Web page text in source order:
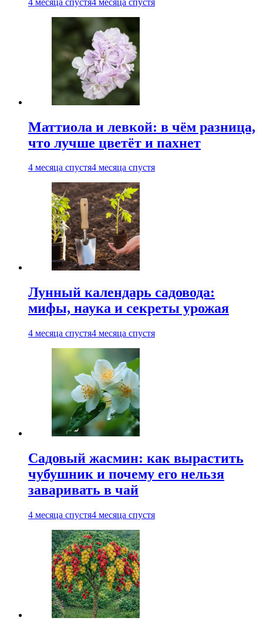
Маттиола и левкой: в чём разница,
что лучше цветёт и пахнет
4 месяца спустя4 месяца спустя
Лунный календарь садовода:
мифы, наука и секреты урожая
4 месяца спустя4 месяца спустя
Садовый жасмин: как вырастить
чубушник и почему его нельзя
заваривать в чай
4 месяца спустя4 месяца спустя